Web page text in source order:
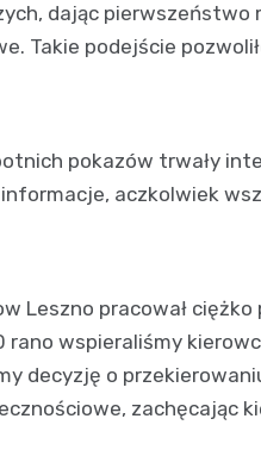
dając pierwszeństwo
Takie podejście
pokazów trwały
aczkolwiek
Leszno pracował
wspieraliśmy
decyzję o
zachęcając